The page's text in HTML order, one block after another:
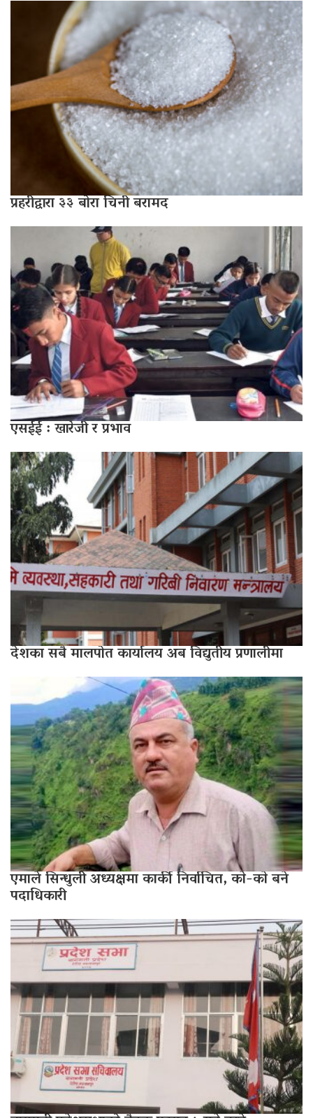
प्रहरीद्वारा ३३ बोरा चिनी बरामद
एसईई : खारेजी र प्रभाव
देशका सबै मालपोत कार्यालय अब विद्युतीय प्रणालीमा
एमाले सिन्धुली अध्यक्षमा कार्की निर्वाचित, काे-काे बने
पदाधिकारी